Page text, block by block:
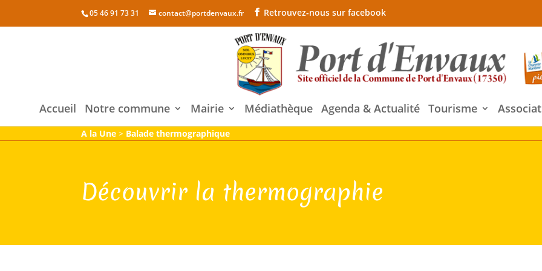
05 46 91 73 31 contact@portdenvaux.fr Retrouvez-nous sur facebook
Accueil Notre commune Mairie Médiathèque Agenda & Actualité Tourisme
A la Une > Balade thermographique
Découvrir la thermographie